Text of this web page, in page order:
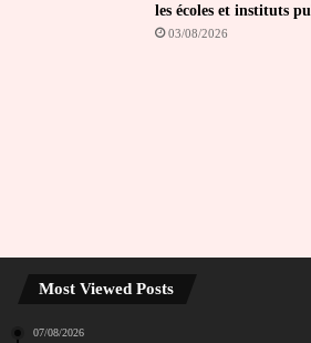
les écoles et instituts
03/08/2026
Most Viewed Posts
07/08/2026